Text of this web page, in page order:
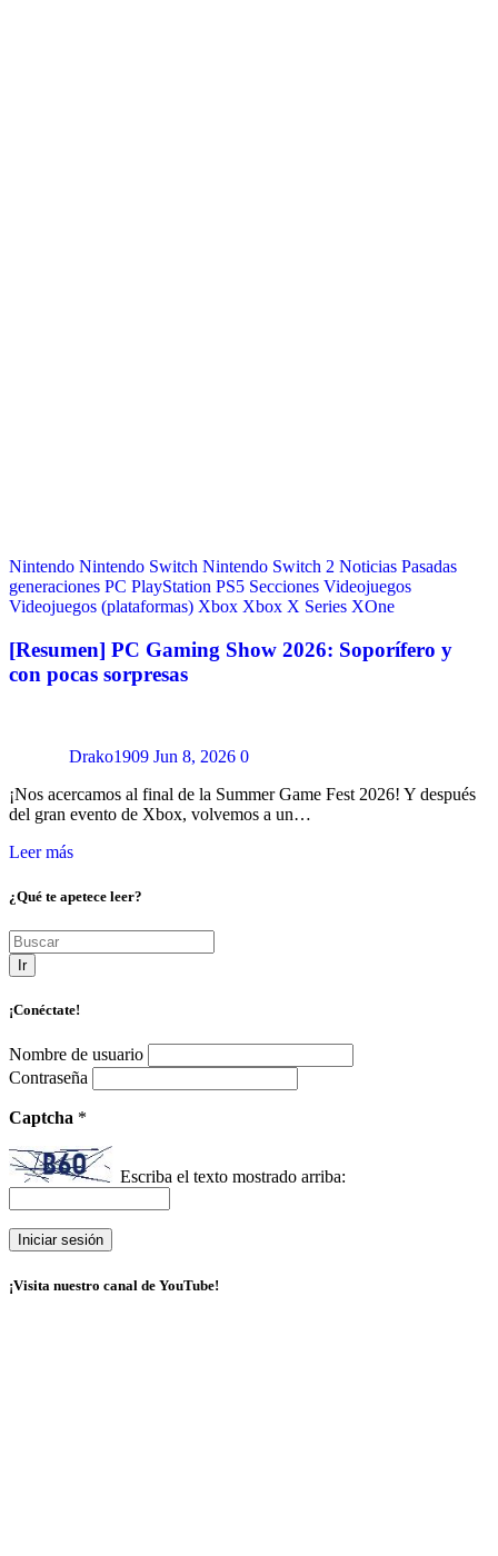
Nintendo Nintendo Switch Nintendo Switch 2 Noticias Pasadas
generaciones PC PlayStation PS5 Secciones Videojuegos
Videojuegos (plataformas) Xbox Xbox X Series XOne
[Resumen] PC Gaming Show 2026: Soporífero y
con pocas sorpresas
Drako1909 Jun 8, 2026 0
¡Nos acercamos al final de la Summer Game Fest 2026! Y después
del gran evento de Xbox, volvemos a un…
Leer más
¿Qué te apetece leer?
Ir
¡Conéctate!
Nombre de usuario
Contraseña
Captcha *
Escriba el texto mostrado arriba:
¡Visita nuestro canal de YouTube!